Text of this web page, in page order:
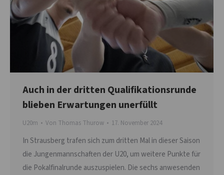
Auch in der dritten Qualifikationsrunde
blieben Erwartungen unerfüllt
U20m Von Thomas Thurow 17. November 2024
In Strausberg trafen sich zum dritten Mal in dieser Saison
die Jungenmannschaften der U20, um weitere Punkte für
die Pokalfinalrunde auszuspielen. Die sechs anwesenden